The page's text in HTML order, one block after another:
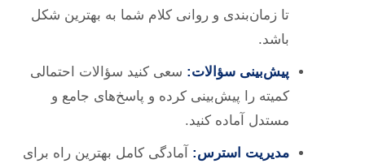
تا زمان‌بندی و روانی کلام شما به بهترین شکل
باشد.
پیش‌بینی سؤالات: سعی کنید سؤالات احتمالی
کمیته را پیش‌بینی کرده و پاسخ‌های جامع و
مستدل آماده کنید.
مدیریت استرس: آمادگی کامل بهترین راه برای